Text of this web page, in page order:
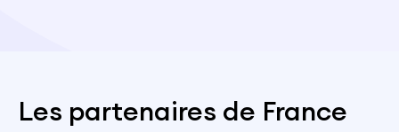
Les partenaires de France